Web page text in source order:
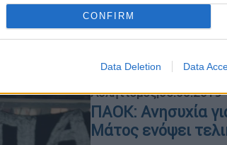
CONFIRM
Data Deletion Data
Λουτσέσκου ενόψει
Αθλητισμός|06.05.2019
ΠΑΟΚ: Ανησυχία
Μάτος ενόψει